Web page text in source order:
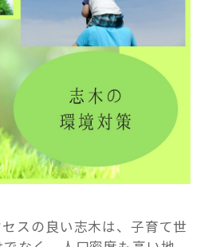
スの良い志木は、子育て世